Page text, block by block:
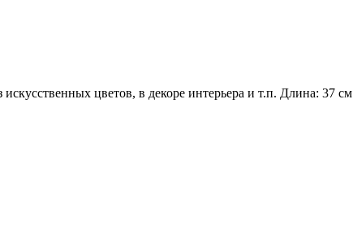
цветов, в декоре интерьера и т.п. Длина: 37 см